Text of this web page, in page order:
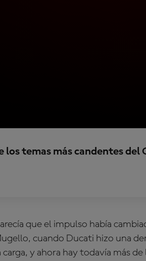
los temas más candentes del
que el impulso había
cuando Ducati hizo una
carga, y ahora hay todavía más